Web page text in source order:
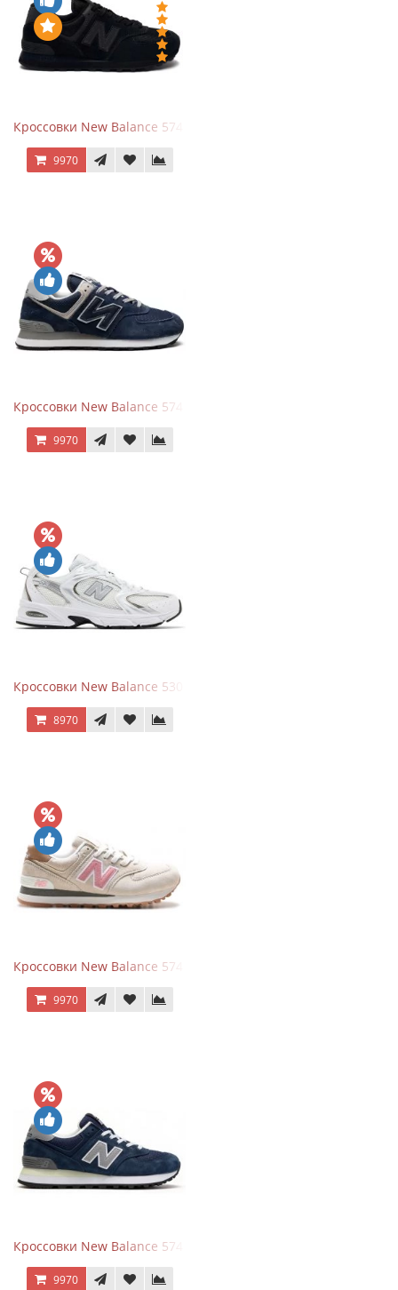
Кроссовки New Balance 574 All Black
9970
Кроссовки New Balance 574 Navy Blue Grey
9970
Кроссовки New Balance 530 White Silver Metallic
8970
Кроссовки New Balance 574 Power Beige Pink
9970
Кроссовки New Balance 574 Classic Blue Grey
9970